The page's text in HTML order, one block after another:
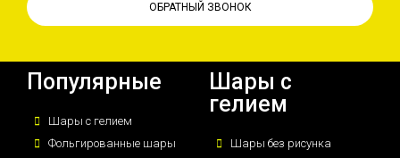
ОБРАТНЫЙ ЗВОНОК
Популярные
Шары с гелием
Фольгированные шары
Шары с
гелием
Шары без рисунка